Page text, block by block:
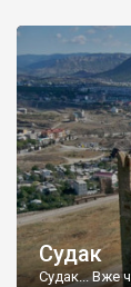
Судак
Судак... Вже